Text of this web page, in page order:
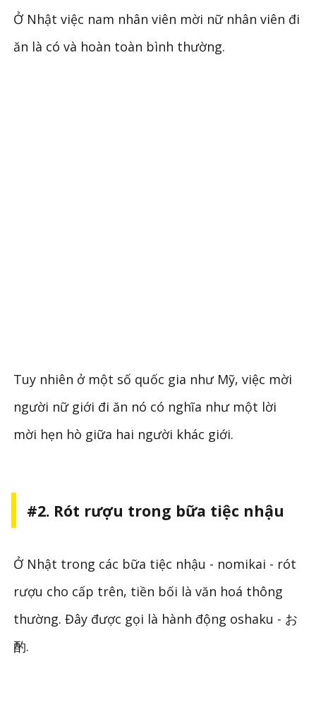
Ở Nhật việc nam nhân viên mời nữ nhân viên đi
ăn là có và hoàn toàn bình thường.
Tuy nhiên ở một số quốc gia như Mỹ, việc mời
người nữ giới đi ăn nó có nghĩa như một lời
mời hẹn hò giữa hai người khác giới.
#2. Rót rượu trong bữa tiệc nhậu
Ở Nhật trong các bữa tiệc nhậu - nomikai - rót
rượu cho cấp trên, tiền bối là văn hoá thông
thường. Đây được gọi là hành động oshaku - お
酌.